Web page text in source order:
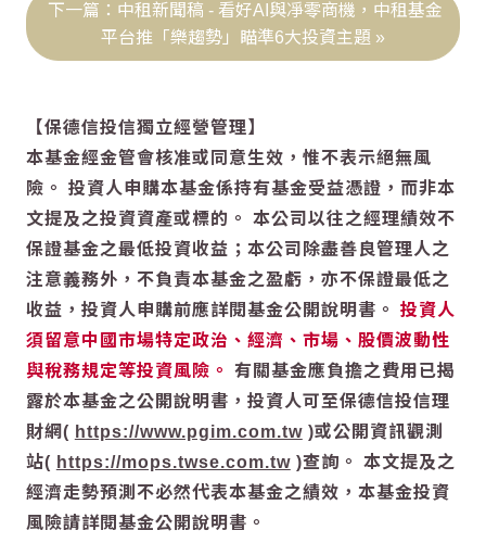
中租新聞稿 - 看好AI與凈零商機，中租基金
平台推「樂趨勢」瞄準6大投資主題
【保德信投信獨立經營管理】
本基金經金管會核准或同意生效，惟不表示絕無風
險。 投資人申購本基金係持有基金受益憑證，而非本
文提及之投資資產或標的。 本公司以往之經理績效不
保證基金之最低投資收益；本公司除盡善良管理人之
注意義務外，不負責本基金之盈虧，亦不保證最低之
收益，投資人申購前應詳閱基金公開說明書。 投資人
須留意中國市場特定政治、經濟、市場、股價波動性
與稅務規定等投資風險。
有關基金應負擔之費用已揭
露於本基金之公開說明書，投資人可至保德信投信理
財網( https://www.pgim.com.tw )或公開資訊觀測
站( https://mops.twse.com.tw )查詢。 本文提及之
經濟走勢預測不必然代表本基金之績效，本基金投資
風險請詳閱基金公開說明書。